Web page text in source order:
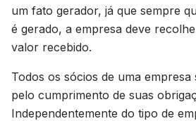
um fato gerador, já que sempre
é gerado, a empresa deve
valor recebido.
Todos os sócios de uma
pelo cumprimento de suas
Independentemente do tipo de